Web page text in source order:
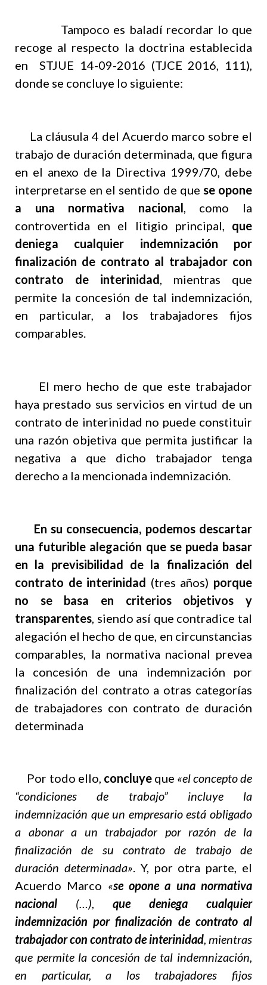
Tampoco es baladí recordar lo que
recoge al respecto la doctrina establecida
en
STJUE 14-09-2016 (TJCE 2016, 111),
donde se concluye lo siguiente:
La cláusula 4 del Acuerdo marco sobre el
trabajo de duración determinada, que figura
en el anexo de la Directiva 1999/70, debe
interpretarse en el sentido de que se opone
a una normativa nacional, como la
controvertida en el litigio principal, que
deniega cualquier indemnización por
finalización de contrato al trabajador con
contrato de interinidad, mientras que
permite la concesión de tal indemnización,
en particular, a los trabajadores fijos
comparables.
El mero hecho de que este trabajador
haya prestado sus servicios en virtud de un
contrato de interinidad no puede constituir
una razón objetiva que permita justificar la
negativa a que dicho trabajador tenga
derecho a la mencionada indemnización.
En su consecuencia, podemos descartar
una futurible alegación que se pueda basar
en la previsibilidad de la finalización del
contrato de interinidad (tres años) porque
no se basa en criterios objetivos y
transparentes , siendo así que contradice tal
alegación el hecho de que, en circunstancias
comparables, la normativa nacional prevea
la concesión de una indemnización por
finalización del contrato a otras categorías
de trabajadores con contrato de duración
determinada
Por todo ello, concluyeque «el concepto de
“condiciones de trabajo” incluye la
indemnización que un empresario está obligado
a abonar a un trabajador por razón de la
finalización de su contrato de trabajo de
duración determinada». Y, por otra parte, el
Acuerdo Marco «se opone a una normativa
nacional (…), que deniega
cualquier
indemnización por finalización de contrato al
trabajador con contrato de interinidad, mientras
que permite la concesión de tal indemnización,
en particular, a los trabajadores fijos